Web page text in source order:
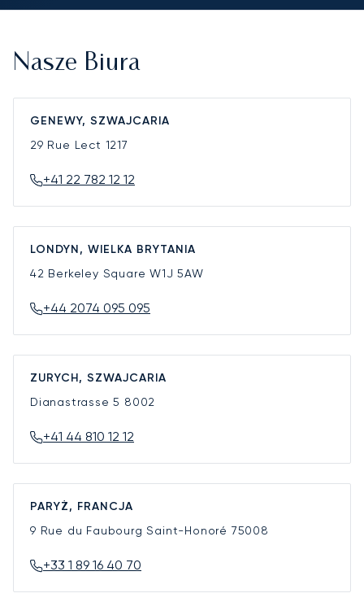
Nasze Biura
GENEWY, SZWAJCARIA
29 Rue Lect 1217
+41 22 782 12 12
LONDYN, WIELKA BRYTANIA
42 Berkeley SquareW1J 5AW
+44 2074 095 095
ZURYCH, SZWAJCARIA
Dianastrasse 5 8002
+41 44 810 12 12
PARYŻ, FRANCJA
9 Rue du Faubourg Saint-Honoré 75008
+33 1 89 16 40 70